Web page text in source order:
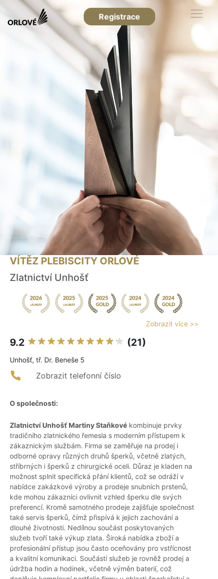
Registrace
VÍTĚZ PLEBISCITY ORLOVÉ
Zlatnictví Unhošť
Zobrazit více >>
9.2 (21)
Unhošť, tř. Dr. Beneše 5
Zobrazit telefonní číslo
O společnosti:
Zlatnictví Unhošť Martiny Staňkové kombinuje prvky
tradičního zlatnického řemesla s moderním přístupem k
zákaznickým službám. Firma se zaměřuje na prodej i
odborné opravy různých druhů šperků, včetně zlatých,
stříbrných i šperků z chirurgické oceli. Důraz je kladen na
možnost splnit specifická přání klientů, což se odráží v
nabídce zakázkové výroby a prodeje snubních prstenů,
kde mohou zákazníci ovlivnit vzhled šperku dle svých
preferencí. Kromě samotného prodeje zajišťuje společnost
také servis šperků, čímž přispívá k jejich zachování a
dlouhé životnosti. Nedílnou součást poskytovaných
služeb tvoří také výkup zlata. Široká nabídka zboží a
profesionální přístup jsou často oceňovány pro vstřícnost
a kvalitní komunikaci. Součástí služeb je rovněž prodej a
údržba hodin a hodinek, včetně výměn baterií, což